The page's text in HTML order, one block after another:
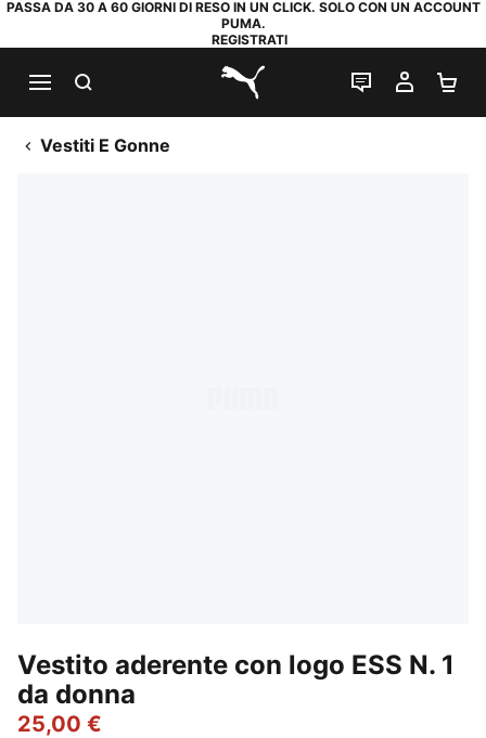
PASSA DA 30 A 60 GIORNI DI RESO IN UN CLICK. SOLO CON UN ACCOUNT
PUMA.
REGISTRATI
PUMA.com
CHAT IL MIO
Vestiti E Gonne
Vestito aderente con logo ESS N. 1
da donna
25,00 €